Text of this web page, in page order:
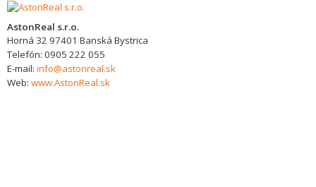
AstonReal s.r.o.
Horná 32 97401 Banská Bystrica
Telefón: 0905 222 055
E-mail: info@astonreal.sk
Web: www.AstonReal.sk